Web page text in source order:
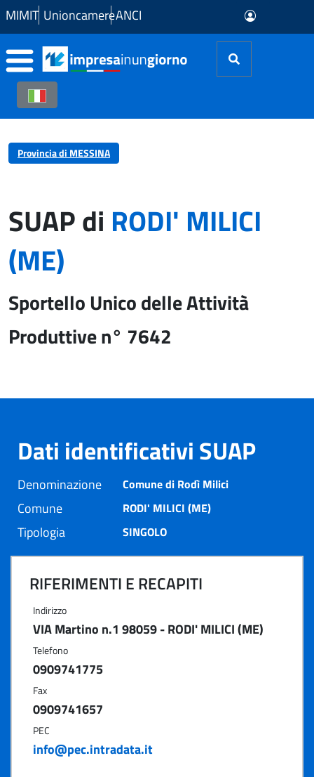
Skip to Main Content
MIMIT UnioncamereANCI
Provincia di MESSINA
SUAP di RODI' MILICI
(ME)
Sportello Unico delle Attività
Produttive n° 7642
Dati identificativi SUAP
Denominazione Comune di Rodì Milici
Comune RODI' MILICI (ME)
Tipologia SINGOLO
RIFERIMENTI E RECAPITI
Indirizzo
VIA Martino n.1 98059 - RODI' MILICI (ME)
Telefono
0909741775
Fax
0909741657
PEC
info@pec.intradata.it